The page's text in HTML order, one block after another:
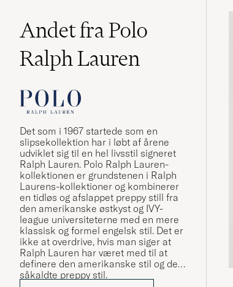
Andet fra Polo
Ralph Lauren
Det som i 1967 startede som en
slipsekollektion har i løbt af årene
udviklet sig til en hel livsstil signeret
Ralph Lauren. Polo Ralph Lauren-
kollektionen er grundstenen i Ralph
Laurens-kollektioner og kombinerer
en tidløs og afslappet preppy still fra
den amerikanske østkyst og IVY-
league universiteterne med en mere
klassisk og formel engelsk stil. Det er
ikke at overdrive, hvis man siger at
Ralph Lauren har været med til at
definere den amerikanske stil og den
såkaldte preppy stil.